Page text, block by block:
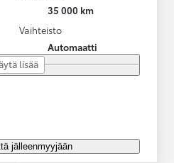
35 000 km
Vaihteisto
Automaatti
lisää
jälleenmyyjään